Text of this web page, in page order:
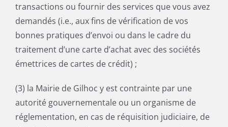
transactions ou fournir des services que vous avez
demandés (i.e., aux fins de vérification de vos
bonnes pratiques d’envoi ou dans le cadre du
traitement d’une carte d’achat avec des sociétés
émettrices de cartes de crédit) ;
(3) la Mairie de Gilhoc y est contrainte par une
autorité gouvernementale ou un organisme de
réglementation, en cas de réquisition judiciaire, de